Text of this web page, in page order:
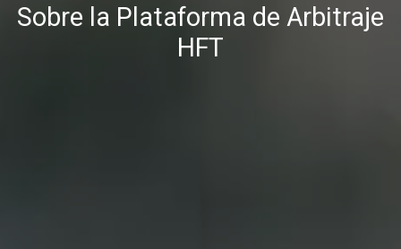
Sobre la Plataforma de Arbitraje
HFT